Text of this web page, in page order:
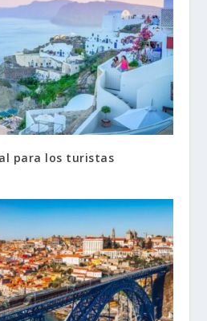
para los turistas